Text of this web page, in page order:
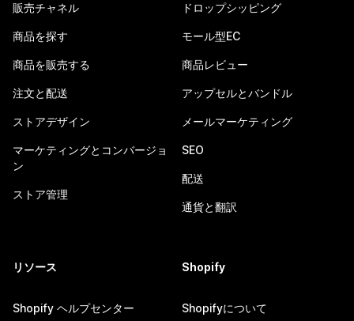
販売チャネル
商品を探す
商品を販売する
注文と配送
ストアデザイン
マーケティングとコンバージョ
ン
ストア管理
ドロップシッピング
モール型EC
商品レビュー
アップセルとバンドル
メールマーケティング
SEO
配送
通貨と翻訳
リソース
Shopify ヘルプセンター
Shopify
Shopifyについて